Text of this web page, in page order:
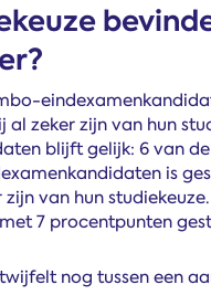
zeker zijn van hun
blijft gelijk: 6 van de
is
zijn van hun
7 procentpunten
nog tussen een